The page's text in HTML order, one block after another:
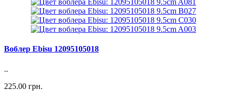
Воблер Ebisu 12095105018
..
225.00 грн.